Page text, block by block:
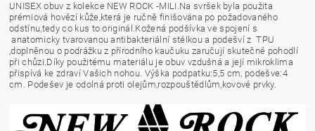
UNISEX obuv z kolekce NEW ROCK -MILI.Na svršek byla použita
prémiová hovězí kůže,která je ručně finišována po požadovaného
odstínu,tedy co kus to originál.Kožená podšívka ve spojení s
anatomicky tvarovanou antibakteriální stélkou a podešví z TPU
,doplněnou o podrážku z přírodního kaučuku zaručují skutečné pohodlí
při chůzi.Díky použitému materiálu je obuv vzdušná a její mikroklima
přispívá ke zdraví Vašich nohou. Výška podpatku:5,5 cm, podešve:4
cm. Podešev je odolná proti olejům,rozpouštědlům,kovové prvky.